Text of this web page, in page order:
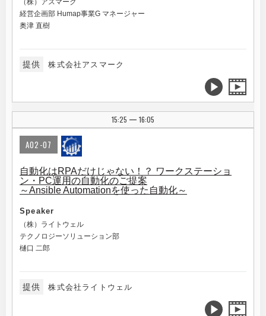
（株）アスマーク
経営企画部 Humap事業G マネージャー
奥津 直樹
提供 株式会社アスマーク
15:25 | 16:05
A02-07
自動化はRPAだけじゃない！？ ワークステーショ
ン・PC運用の自動化のご提案
～Ansible Automationを使った自動化～
Speaker
（株）ライトウェル
テクノロジーソリューション部
樋口 二郎
提供 株式会社ライトウェル